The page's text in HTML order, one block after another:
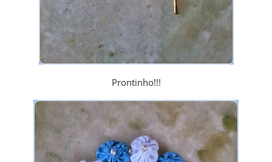
Prontinho!!!